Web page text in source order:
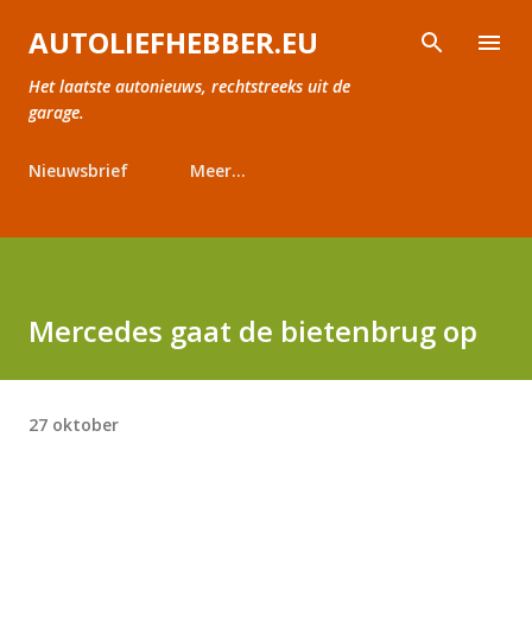
Doorgaan naar hoofdcontent
AUTOLIEFHEBBER.EU
Het laatste autonieuws, rechtstreeks uit de
garage.
Nieuwsbrief Meer…
Mercedes gaat de bietenbrug op
27 oktober